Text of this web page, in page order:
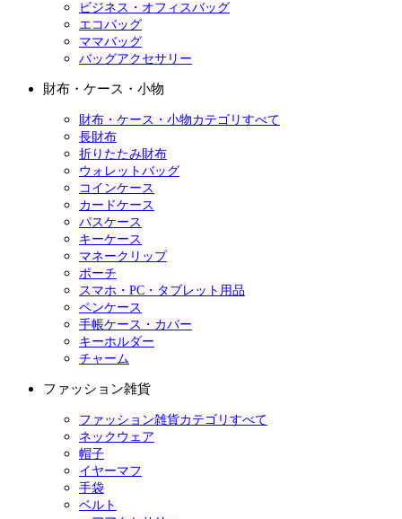
ビジネス・オフィスバッグ
エコバッグ
ママバッグ
バッグアクセサリー
財布・ケース・小物
財布・ケース・小物カテゴリすべて
長財布
折りたたみ財布
ウォレットバッグ
コインケース
カードケース
パスケース
キーケース
マネークリップ
ポーチ
スマホ・PC・タブレット用品
ペンケース
手帳ケース・カバー
キーホルダー
チャーム
ファッション雑貨
ファッション雑貨カテゴリすべて
ネックウェア
帽子
イヤーマフ
手袋
ベルト